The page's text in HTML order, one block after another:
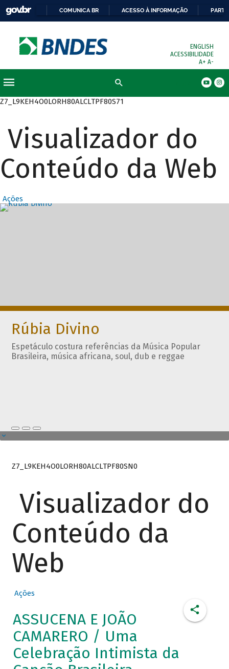
COMUNICA BR ACESSO À INFORMAÇÃO
ENGLISH
ACESSIBILIDADE
A+ A-
Z7_L9KEH4O0LORH80ALCLTPF80S71
Visualizador do
Conteúdo da Web
Ações
Destaques
Rúbia Divino
Espetáculo costura referências da Música Popular
Brasileira, música africana, soul, dub e reggae
Z7_L9KEH4O0LORH80ALCLTPF80SN0
Visualizador do
Conteúdo da
Web
Ações
ASSUCENA E JOÃO
CAMARERO / Uma
Celebração Intimista da